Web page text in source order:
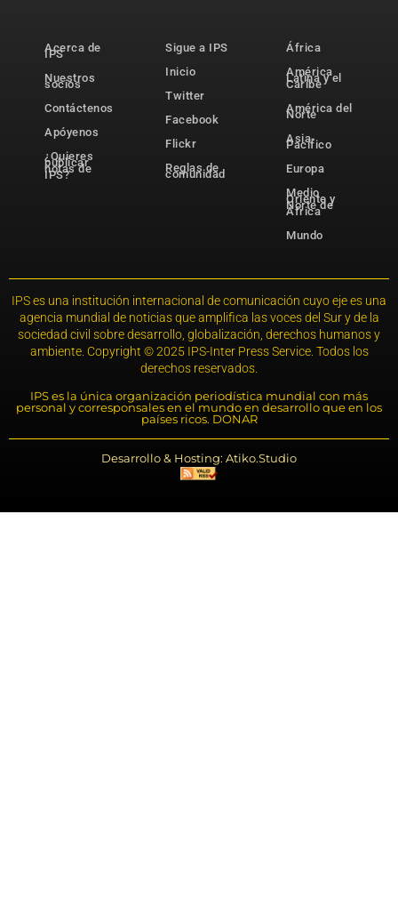
Acerca de
IPS
Nuestros
socios
Contáctenos
Apóyenos
¿Quieres
publicar
notas de
IPS?
Sigue a IPS
Inicio
Twitter
Facebook
Flickr
Reglas de
comunidad
África
América
Latina y el
Caribe
América del
Norte
Asia-
Pacífico
Europa
Medio
Oriente y
Norte de
África
Mundo
IPS es una institución internacional de comunicación cuyo eje es una
agencia mundial de noticias que amplifica las voces del Sur y de la
sociedad civil sobre desarrollo, globalización, derechos humanos y
ambiente. Copyright © 2025 IPS-Inter Press Service. Todos los
derechos reservados.
IPS es la única organización periodística mundial con más
personal y corresponsales en el mundo en desarrollo que en los
países ricos. DONAR
Desarrollo & Hosting: Atiko.Studio